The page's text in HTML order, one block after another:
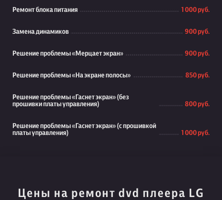
Ремонт блока питания 1 000 руб.
Замена динамиков 900 руб.
Решение проблемы «Мерцает экран» 900 руб.
Решение проблемы «На экране полосы» 850 руб.
Решение проблемы «Гаснет экран» (без
прошивки платы управления)
800 руб.
Решение проблемы «Гаснет экран» (с прошивкой
платы управления)
1 000 руб.
Цены на ремонт dvd плеера LG